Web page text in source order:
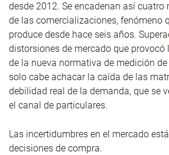
desde 2012. Se encadenan así cuatro
de las comercializaciones, fenómeno
produce desde hace seis años.
distorsiones de mercado que provocó
de la nueva normativa de medición de
solo cabe achacar la caída de las
debilidad real de la demanda, que se
el canal de particulares.
Las incertidumbres en el mercado
decisiones de compra.